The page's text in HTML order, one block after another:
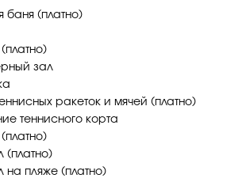
баня (платно)
зал
ракеток и мячей (платно)
теннисного корта
(платно)
на пляже (платно)